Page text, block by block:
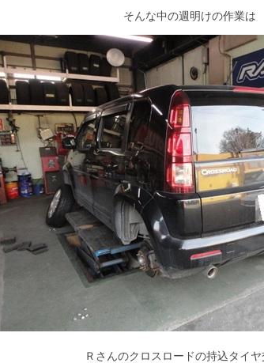
そんな中の週明けの作業は
Ｒさんのクロスロードの持込タイ